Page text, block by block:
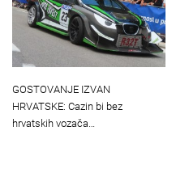
GOSTOVANJE IZVAN
HRVATSKE: Cazin bi bez
hrvatskih vozača…